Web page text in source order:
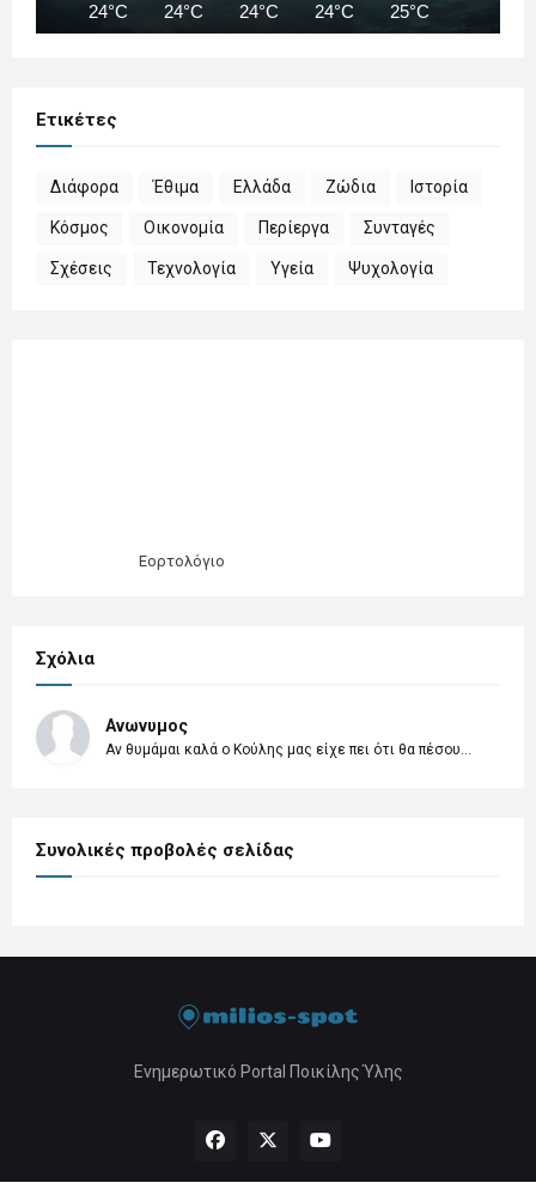
24°C 24°C 24°C 24°C 25°C
Ετικέτες
Διάφορα Έθιμα Ελλάδα Ζώδια Ιστορία
Κόσμος Οικονομία Περίεργα Συνταγές
Σχέσεις Τεχνολογία Υγεία Ψυχολογία
Εορτολόγιο
Σχόλια
Ανωνυμος
Αν θυμάμαι καλά ο Κούλης μας είχε πει ότι θα πέσου...
Συνολικές προβολές σελίδας
Ενημερωτικό Portal Ποικίλης Ύλης